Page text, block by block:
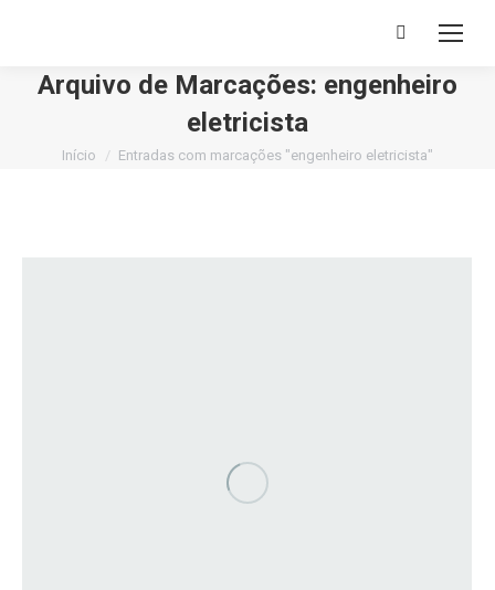
Buscar
Arquivo de Marcações: engenheiro
eletricista
Você está aqui:
Início Entradas com marcações "engenheiro eletricista"